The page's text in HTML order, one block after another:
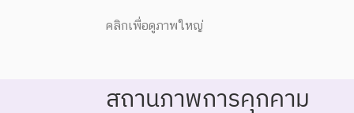
คลิกเพื่อดูภาพใหญ่
สถานภาพการคุกคาม